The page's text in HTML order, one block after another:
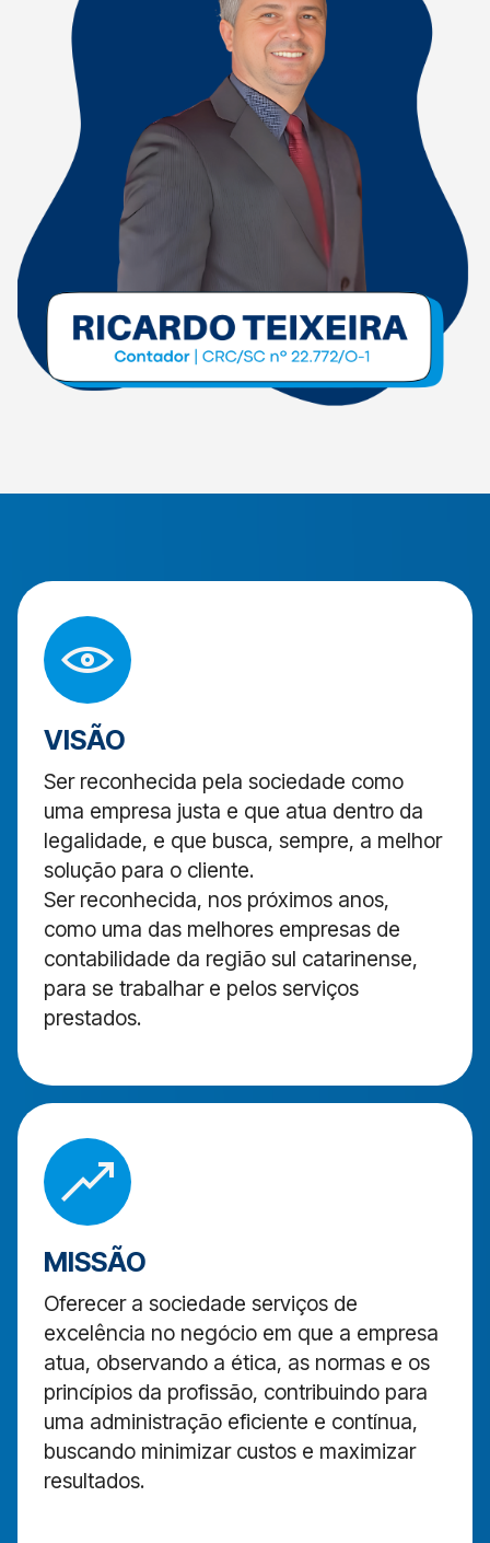
VISÃO
Ser reconhecida pela sociedade como
uma empresa justa e que atua dentro da
legalidade, e que busca, sempre, a melhor
solução para o cliente.
Ser reconhecida, nos próximos anos,
como uma das melhores empresas de
contabilidade da região sul catarinense,
para se trabalhar e pelos serviços
prestados.
MISSÃO
Oferecer a sociedade serviços de
excelência no negócio em que a empresa
atua, observando a ética, as normas e os
princípios da profissão, contribuindo para
uma administração eficiente e contínua,
buscando minimizar custos e maximizar
resultados.